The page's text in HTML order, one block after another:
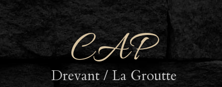
CAP
Drevant / La Groutte